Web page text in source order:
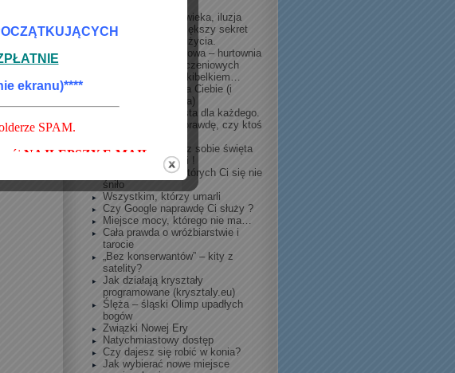
Pochodzenie człowieka, iluzja
oddzielenia | Największy sekret
dostatku i radości życia.
Świadomość zbiorowa – hurtownia
materiałów wykończeniowych
Po zakupach nad kibelkiem…
Kolejny prezent dla Ciebie (i
Twojego komputera)
Bezcenny dar – lista dla każdego.
Czy chorujesz naprawdę, czy ktoś
Bądź guru – stwórz sobie święta
MATRIX Cię Więzi !
Konsekwencje o których Ci się nie
śniło
Wszystkim, którzy umarli
Czy Google naprawdę Ci służy ?
Miejsce mocy, którego nie ma…
Cała prawda o wróżbiarstwie i
tarocie
„Bez konserwantów” – kity z
satelity?
Jak działają kryształy
programowane (krysztaly.eu)
Ślęża – śląski Olimp upadłych
bogów
Związki Nowej Ery
Natychmiastowy dostęp
Czy dajesz się robić w konia?
Jak wybierać nowe miejsce